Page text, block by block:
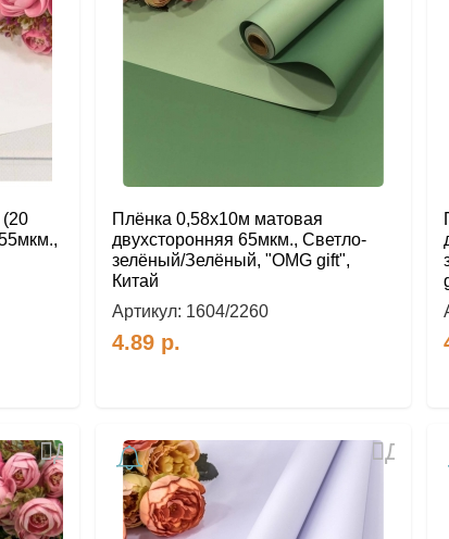
(20
Плёнка 0,58х10м матовая
двухсторонняя 65мкм., Светло-
зелёный/Зелёный, "OMG gift",
Китай
Артикул: 1604/2260
4.89 р.
Добавить
в
избранное